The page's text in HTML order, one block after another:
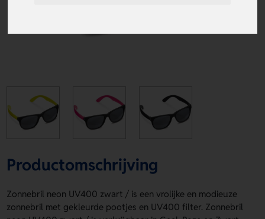
Productomschrijving
Zonnebril neon UV400 zwart / is een vrolijke en modieuze
zonnebril met gekleurde pootjes en UV400 filter. Zonnebril